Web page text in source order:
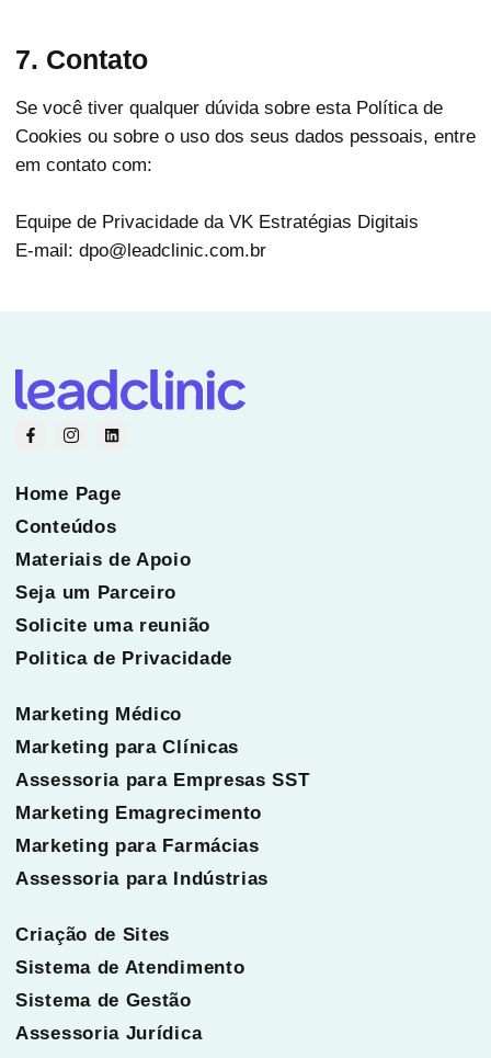
7. Contato
Se você tiver qualquer dúvida sobre esta Política de
Cookies ou sobre o uso dos seus dados pessoais, entre
em contato com:
Equipe de Privacidade da VK Estratégias Digitais
E-mail: dpo@leadclinic.com.br
Home Page
Conteúdos
Materiais de Apoio
Seja um Parceiro
Solicite uma reunião
Politica de Privacidade
Marketing Médico
Marketing para Clínicas
Assessoria para Empresas SST
Marketing Emagrecimento
Marketing para Farmácias
Assessoria para Indústrias
Criação de Sites
Sistema de Atendimento
Sistema de Gestão
Assessoria Jurídica